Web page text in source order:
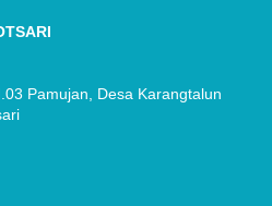
Pamujan, Desa Karangtalun